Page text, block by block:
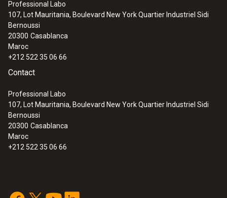
Professional Labo
107, Lot Mauritania, Boulevard New York Quartier Industriel Sidi
Bernoussi
20300 Casablanca
Maroc
+212 522 35 06 66
Contact
Professional Labo
107, Lot Mauritania, Boulevard New York Quartier Industriel Sidi
Bernoussi
20300 Casablanca
Maroc
+212 522 35 06 66